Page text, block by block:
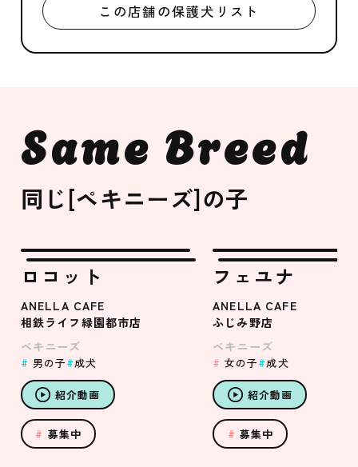
この店舗の保護犬リスト
Same Breed
同じ[ペキニーズ]の子
ロコット
ANELLA CAFE
相鉄ライフ緑園都市店
ペキニーズ
男の子 成犬
紹介動画
募集中
フェユナ
ANELLA CAFE
ふじみ野店
ペキニーズ
女の子 成犬
紹介動画
募集中